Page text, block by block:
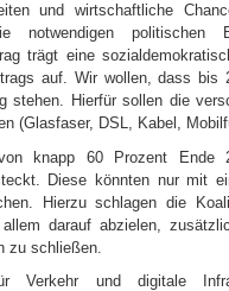
und wirtschaftliche
notwendigen politischen
trägt eine
auf. Wir wollen, dass bis
stehen. Hierfür sollen die
(Glasfaser, DSL, Kabel,
knapp 60 Prozent
Diese könnten nur mit
Hierzu schlagen die
darauf abzielen,
zu schließen.
Verkehr und digitale